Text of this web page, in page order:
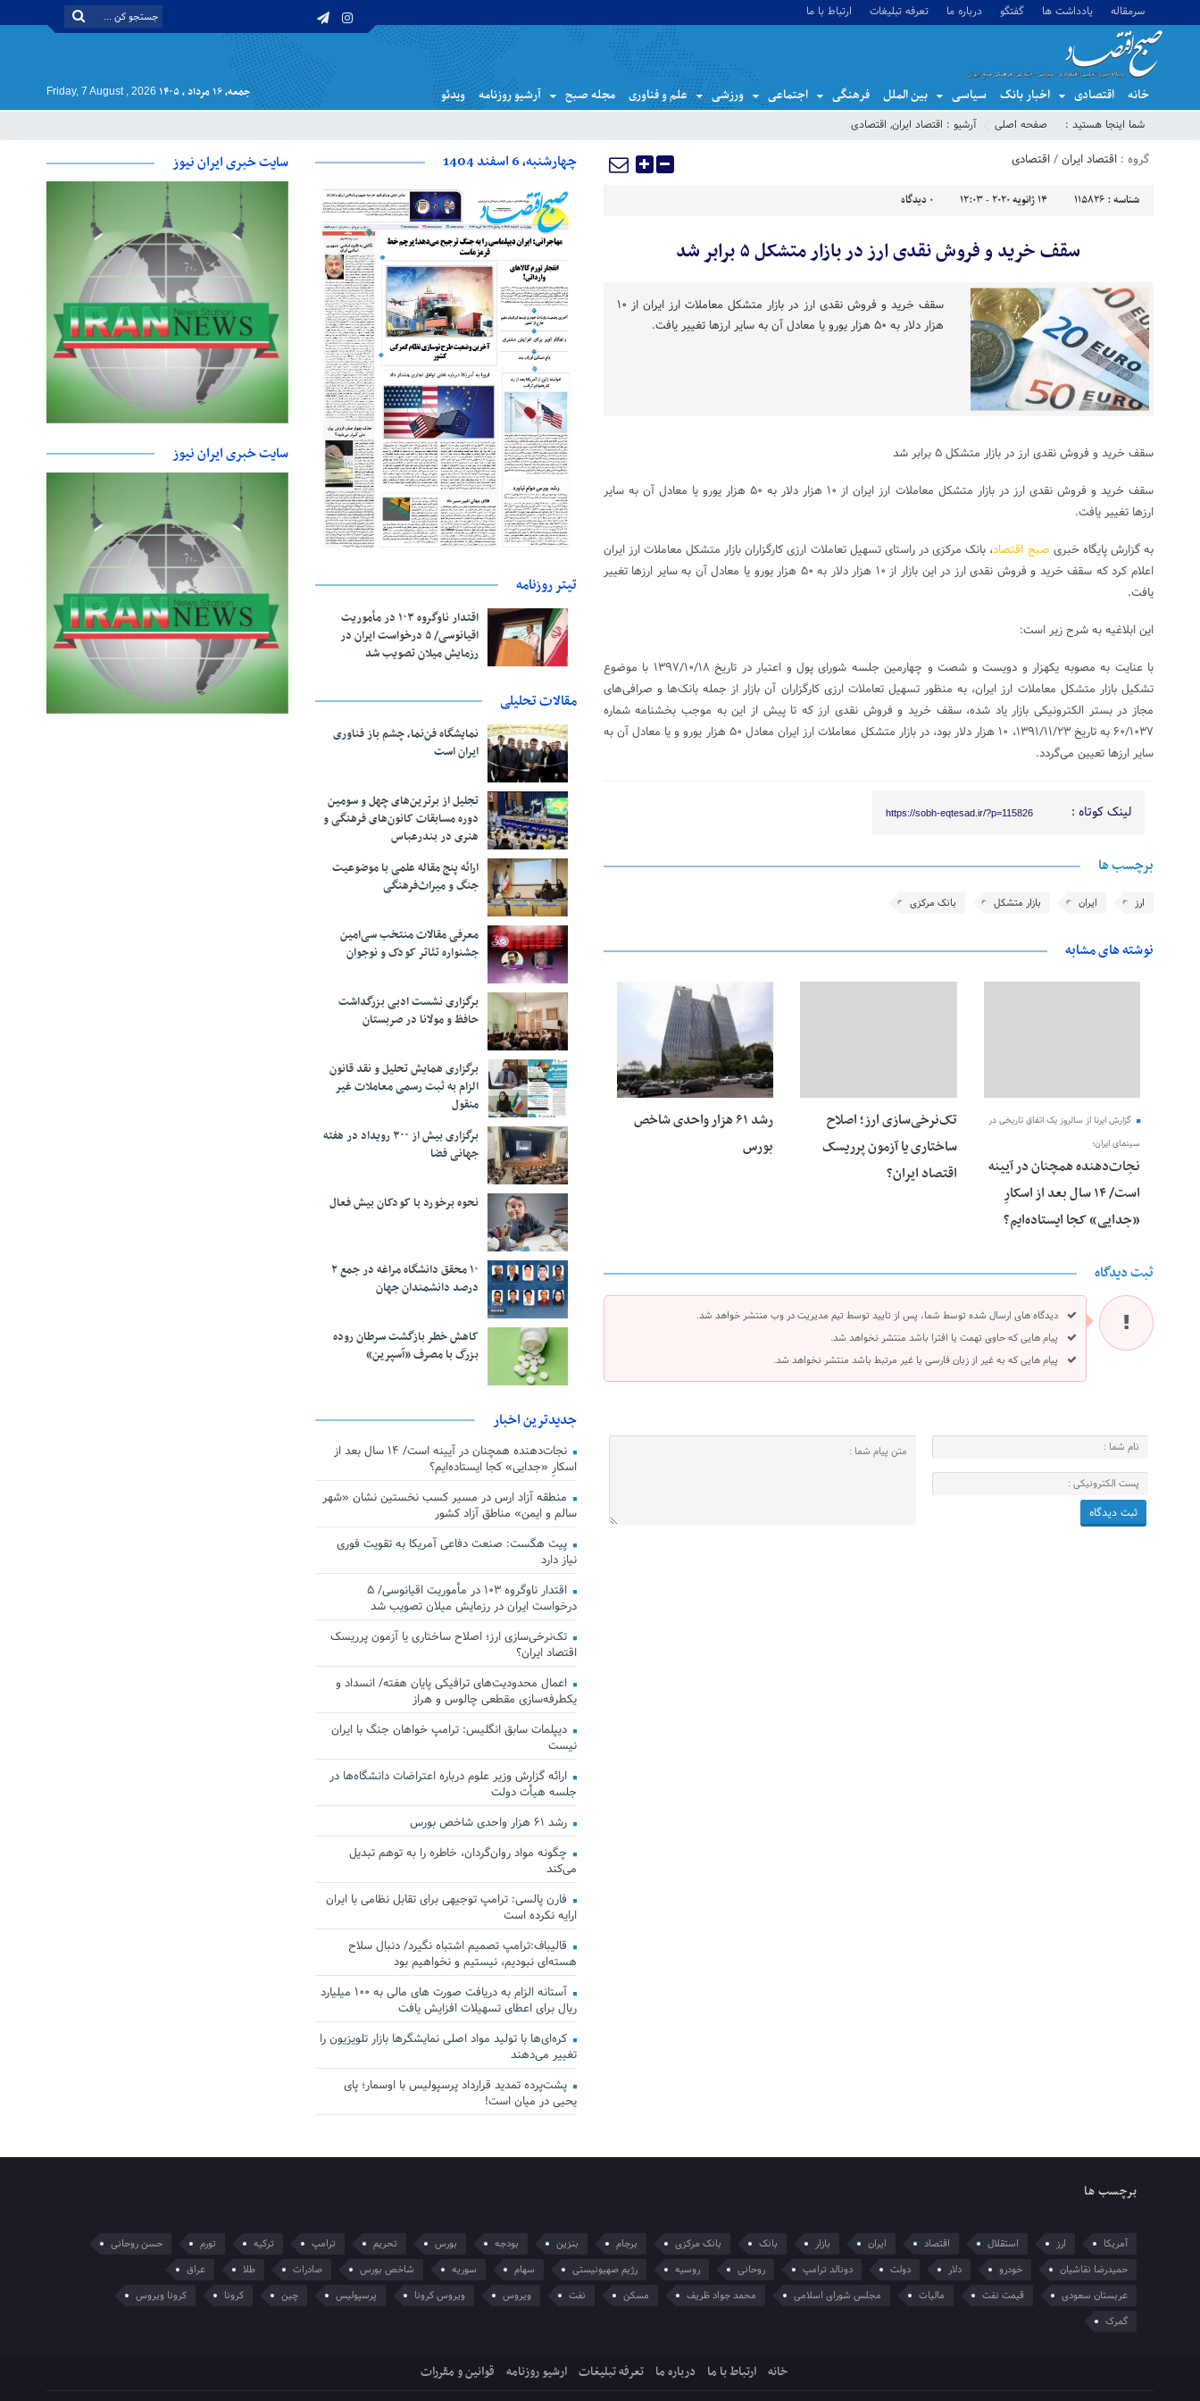
سرمقاله یادداشت ها گفتگو درباره ما تعرفه تبلیغات ارتباط با ما
خانه اقتصادی اخبار بانک سیاسی بین الملل فرهنگی اجتماعی ورزشی علم و فناوری مجله صبح آرشیو روزنامه ویدئو جمعه, ۱۶ مرداد , ۱۴۰۵ Friday, 7 August , 2026
شما اینجا هستید : صفحه اصلی آرشیو : اقتصاد ایران, اقتصادی
گروه : اقتصاد ایران/اقتصادی
شناسه : 115826 14 ژانویه 2020 - 12:03 0 دیدگاه
سقف خرید و فروش نقدی ارز در بازار متشکل ۵ برابر شد
سقف خرید و فروش نقدی ارز در بازار متشکل معاملات ارز ایران از ۱۰
هزار دلار به ۵۰ هزار یورو یا معادل آن به سایر ارزها تغییر یافت.
سقف خرید و فروش نقدی ارز در بازار متشکل ۵ برابر شد
سقف خرید و فروش نقدی ارز در بازار متشکل معاملات ارز ایران از ۱۰ هزار دلار به ۵۰ هزار یورو یا معادل آن به سایر
ارزها تغییر یافت.
به گزارش پایگاه خبری صبح اقتصاد، بانک مرکزی در راستای تسهیل تعاملات ارزی کارگزاران بازار متشکل معاملات ارز ایران
اعلام کرد که سقف خرید و فروش نقدی ارز در این بازار از ۱۰ هزار دلار به ۵۰ هزار یورو یا معادل آن به سایر ارزها تغییر
یافت.
این ابلاغیه به شرح زیر است:
با عنایت به مصوبه یکهزار و دویست و شصت و چهارمین جلسه شورای پول و اعتبار در تاریخ ۱۳۹۷/۱۰/۱۸ با موضوع
تشکیل بازار متشکل معاملات ارز ایران، به منظور تسهیل تعاملات ارزی کارگزاران آن بازار از جمله بانک‌ها و صرافی‌های
مجاز در بستر الکترونیکی بازار یاد شده، سقف خرید و فروش نقدی ارز که تا پیش از این به موجب بخشنامه شماره
۶۰/۱۰۳۷ به تاریخ ۱۳۹۱/۱۱/۲۳، ۱۰ هزار دلار بود، در بازار متشکل معاملات ارز ایران معادل ۵۰ هزار یورو و یا معادل آن به
سایر ارزها تعیین می‌گردد.
لینک کوتاه : https://sobh-eqtesad.ir/?p=115826
برچسب ها
ارز ایران بازار متشکل بانک مرکزی
نوشته های مشابه
گزارش ایرنا از سالروز یک اتفاق تاریخی در
سینمای ایران؛
نجات‌دهنده‌ همچنان در آیینه
است/ ۱۴ سال بعد از اسکارِ
«جدایی» کجا ایستاده‌ایم؟
تک‌نرخی‌سازی ارز؛ اصلاح
ساختاری یا آزمون پرریسک
اقتصاد ایران؟
رشد ۶۱ هزار واحدی شاخص
بورس
ثبت دیدگاه
دیدگاه های ارسال شده توسط شما، پس از تایید توسط تیم مدیریت در وب منتشر خواهد شد.
پیام هایی که حاوی تهمت یا افترا باشد منتشر نخواهد شد.
پیام هایی که به غیر از زبان فارسی یا غیر مرتبط باشد منتشر نخواهد شد.
چهارشنبه، 6 اسفند 1404
تیتر روزنامه
اقتدار ناوگروه ۱۰۳ در مأموریت‌
اقیانوسی/ ۵ درخواست ایران در
رزمایش میلان تصویب شد
مقالات تحلیلی
نمایشگاه فن‌نما، چشم باز فناوری
ایران است
تجلیل از بر‌ترین‌های چهل و سومین
دوره مسابقات کانون‌های فرهنگی و
هنری در بندرعباس
ارائه پنج مقاله علمی با موضوعیت
جنگ و میراث‌فرهنگی
معرفی مقالات منتخب سی‌امین
جشنواره تئاتر کودک و نوجوان
برگزاری نشست ادبی بزرگداشت
حافظ و مولانا در صربستان
برگزاری همایش تحلیل و نقد قانون
الزام به ثبت رسمی معاملات غیر
منقول
برگزاری بیش از ۳۰۰ رویداد در هفته
جهانی فضا
نحوه برخورد با کودکان بیش فعال
۱۰ محقق دانشگاه مراغه در جمع ۲
درصد دانشمندان جهان
کاهش خطر بازگشت سرطان روده
بزرگ با مصرف «آسپرین»
جدیدترین اخبار
نجات‌دهنده‌ همچنان در آیینه است/ ۱۴ سال بعد از
اسکارِ «جدایی» کجا ایستاده‌ایم؟
منطقه آزاد ارس در مسیر کسب نخستین نشان «شهر
سالم و ایمن» مناطق آزاد کشور
پیت هگست: صنعت دفاعی آمریکا به تقویت فوری
نیاز دارد
اقتدار ناوگروه ۱۰۳ در مأموریت‌ اقیانوسی/ ۵
درخواست ایران در رزمایش میلان تصویب شد
تک‌نرخی‌سازی ارز؛ اصلاح ساختاری یا آزمون پرریسک
اقتصاد ایران؟
اعمال محدودیت‌های ترافیکی پایان هفته/ انسداد و
یکطرفه‌سازی مقطعی چالوس و هراز
دیپلمات سابق انگلیس:‌ ترامپ خواهان جنگ با ایران
نیست
ارائه گزارش وزیر علوم درباره اعتراضات دانشگاه‌ها در
جلسه هیأت دولت
رشد ۶۱ هزار واحدی شاخص بورس
چگونه مواد روان‌گردان، خاطره را به توهم تبدیل
می‌کند
فارن پالسی: ترامپ توجیهی برای تقابل نظامی با ایران
ارایه نکرده است
قالیباف:ترامپ تصمیم اشتباه نگیرد/ دنبال سلاح
هسته‌ای نبودیم، نیستیم و نخواهیم بود
آستانه الزام به دریافت صورت های مالی به ۱۰۰ میلیارد
ریال برای اعطای تسهیلات افزایش یافت
کره‌ای‌ها با تولید مواد اصلی نمایشگرها بازار تلویزیون را
تغییر می‌دهند
پشت‌پرده تمدید قرارداد پرسپولیس با اوسمار؛ پای
یحیی در میان است!
سایت خبری ایران نیوز
سایت خبری ایران نیوز
برچسب ها
آمریکا ارز استقلال اقتصاد ایران بازار بانک بانک مرکزی برجام بنزین بودجه بورس تحریم ترامپ ترکیه تورم
حسن روحانی
حمیدرضا نقاشیان
خودرو دلار دولت دونالد ترامپ روحانی روسیه رژیم صهیونیستی سهام سوریه شاخص بورس صادرات طلا
عراق
عربستان سعودی
قیمت نفت مالیات مجلس شورای اسلامی محمد جواد ظریف مسکن نفت ویروس ویروس کرونا پرسپولیس چین کرونا
کرونا ویروس
گمرک
خانه ارتباط با ما درباره ما تعرفه تبلیغات ارشیو روزنامه قوانین و مقررات